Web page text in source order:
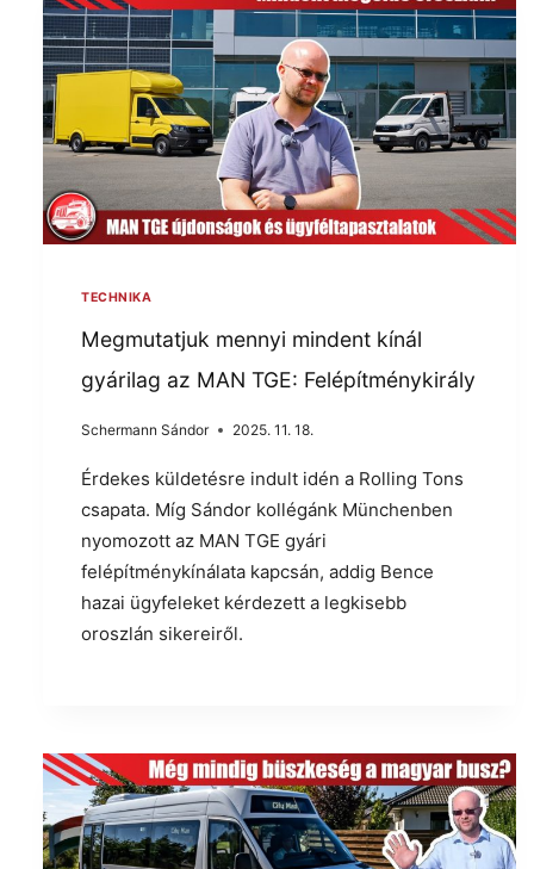
TECHNIKA
Megmutatjuk mennyi mindent kínál
gyárilag az MAN TGE: Felépítménykirály
Schermann Sándor 2025. 11. 18.
Érdekes küldetésre indult idén a Rolling Tons
csapata. Míg Sándor kollégánk Münchenben
nyomozott az MAN TGE gyári
felépítménykínálata kapcsán, addig Bence
hazai ügyfeleket kérdezett a legkisebb
oroszlán sikereiről.